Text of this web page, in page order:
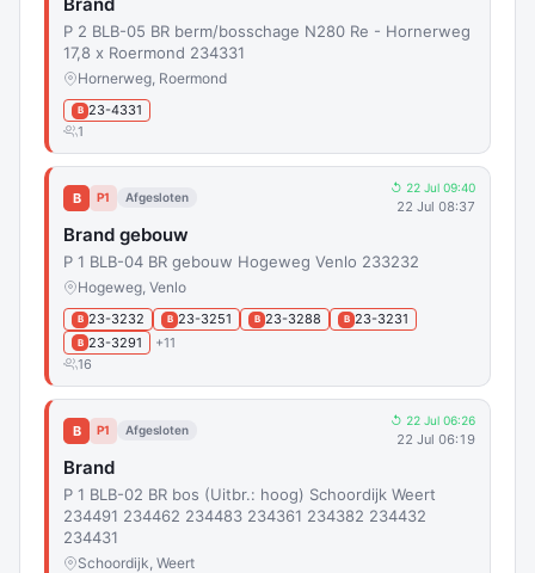
P 2 BLB-05 BR berm/bosschage N280 Re - Hornerweg
17,8 x Roermond 234331
Hornerweg, Roermond
B 23-4331
1
B P1 Afgesloten
↺ 22 Jul 09:40
22 Jul 08:37
Brand gebouw
P 1 BLB-04 BR gebouw Hogeweg Venlo 233232
Hogeweg, Venlo
B 23-3232 B 23-3251 B 23-3288 B 23-3231
B 23-3291
+11
16
B P1 Afgesloten
↺ 22 Jul 06:26
22 Jul 06:19
Brand
P 1 BLB-02 BR bos (Uitbr.: hoog) Schoordijk Weert
234491 234462 234483 234361 234382 234432
234431
Schoordijk, Weert